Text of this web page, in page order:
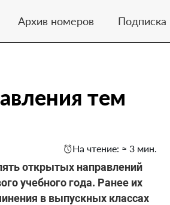
Архив номеров Подписка
тем
На чтение: ≈ 3 мин.
открытых направлений
учебного года. Ранее их
в выпускных классах